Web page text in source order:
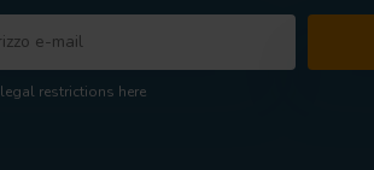
restrictions here